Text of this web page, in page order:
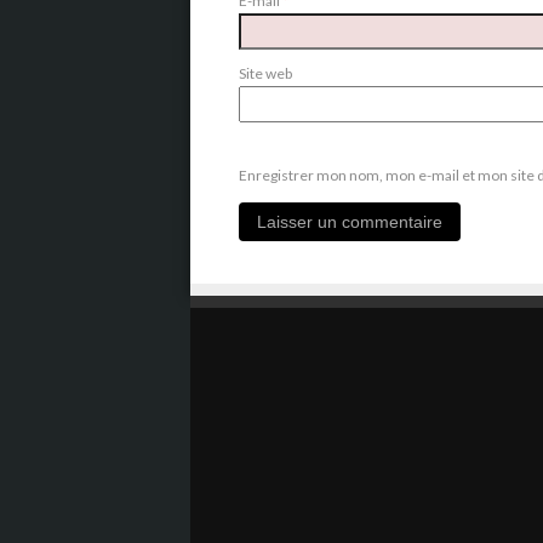
Site web
Enregistrer mon nom, mon e-mail et mon site